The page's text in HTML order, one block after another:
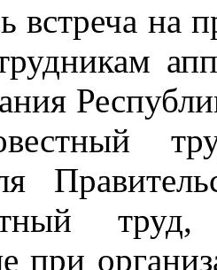
встреча на
при